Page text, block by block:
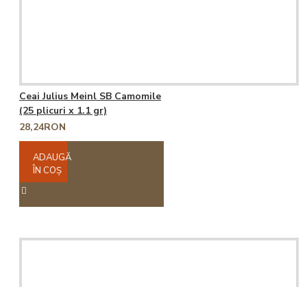
Ceai Julius Meinl SB Camomile
(25 plicuri x 1.1 gr)
28,24RON
ADAUGĂ
ÎN COŞ